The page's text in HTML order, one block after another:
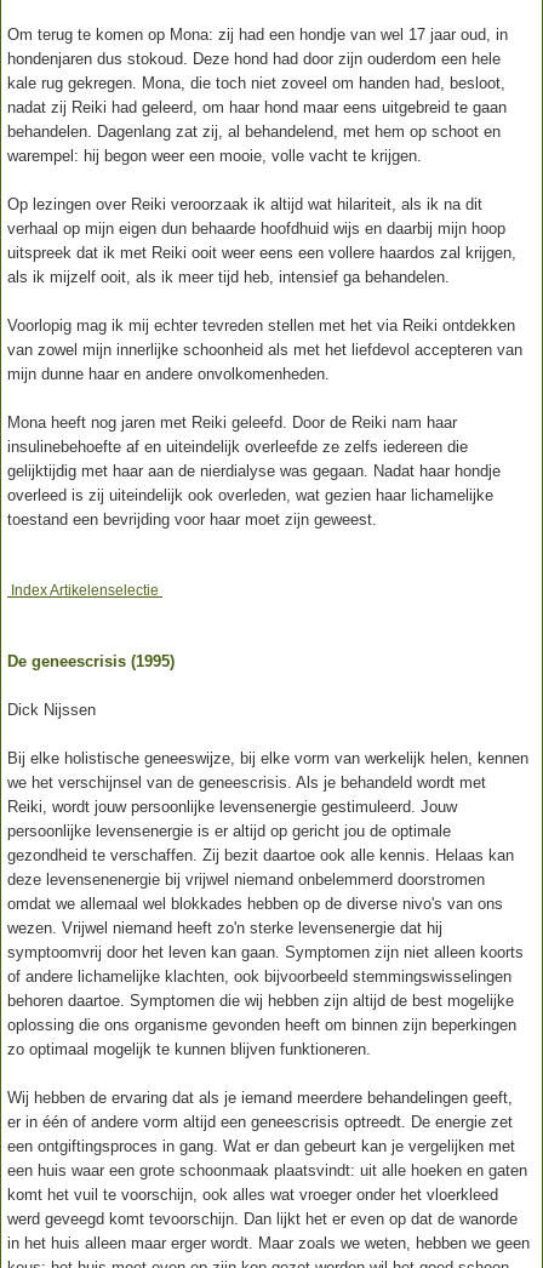
Om terug te komen op Mona: zij had een hondje van wel 17 jaar oud, in
hondenjaren dus stokoud. Deze hond had door zijn ouderdom een hele
kale rug gekregen. Mona, die toch niet zoveel om handen had, besloot,
nadat zij Reiki had geleerd, om haar hond maar eens uitgebreid te gaan
behandelen. Dagenlang zat zij, al behandelend, met hem op schoot en
warempel: hij begon weer een mooie, volle vacht te krijgen.
Op lezingen over Reiki veroorzaak ik altijd wat hilariteit, als ik na dit
verhaal op mijn eigen dun behaarde hoofdhuid wijs en daarbij mijn hoop
uitspreek dat ik met Reiki ooit weer eens een vollere haardos zal krijgen,
als ik mijzelf ooit, als ik meer tijd heb, intensief ga behandelen.
Voorlopig mag ik mij echter tevreden stellen met het via Reiki ontdekken
van zowel mijn innerlijke schoonheid als met het liefdevol accepteren van
mijn dunne haar en andere onvolkomenheden.
Mona heeft nog jaren met Reiki geleefd. Door de Reiki nam haar
insulinebehoefte af en uiteindelijk overleefde ze zelfs iedereen die
gelijktijdig met haar aan de nierdialyse was gegaan. Nadat haar hondje
overleed is zij uiteindelijk ook overleden, wat gezien haar lichamelijke
toestand een bevrijding voor haar moet zijn geweest.
Index Artikelenselectie
De geneescrisis (1995)
Dick Nijssen
Bij elke holistische geneeswijze, bij elke vorm van werkelijk helen, kennen
we het verschijnsel van de geneescrisis. Als je behandeld wordt met
Reiki, wordt jouw persoonlijke levensenergie gestimuleerd. Jouw
persoonlijke levensenergie is er altijd op gericht jou de optimale
gezondheid te verschaffen. Zij bezit daartoe ook alle kennis. Helaas kan
deze levensenenergie bij vrijwel niemand onbelemmerd doorstromen
omdat we allemaal wel blokkades hebben op de diverse nivo's van ons
wezen. Vrijwel niemand heeft zo'n sterke levensenergie dat hij
symptoomvrij door het leven kan gaan. Symptomen zijn niet alleen koorts
of andere lichamelijke klachten, ook bijvoorbeeld stemmingswisselingen
behoren daartoe. Symptomen die wij hebben zijn altijd de best mogelijke
oplossing die ons organisme gevonden heeft om binnen zijn beperkingen
zo optimaal mogelijk te kunnen blijven funktioneren.
Wij hebben de ervaring dat als je iemand meerdere behandelingen geeft,
er in één of andere vorm altijd een geneescrisis optreedt. De energie zet
een ontgiftingsproces in gang. Wat er dan gebeurt kan je vergelijken met
een huis waar een grote schoonmaak plaatsvindt: uit alle hoeken en gaten
komt het vuil te voorschijn, ook alles wat vroeger onder het vloerkleed
werd geveegd komt tevoorschijn. Dan lijkt het er even op dat de wanorde
in het huis alleen maar erger wordt. Maar zoals we weten, hebben we geen